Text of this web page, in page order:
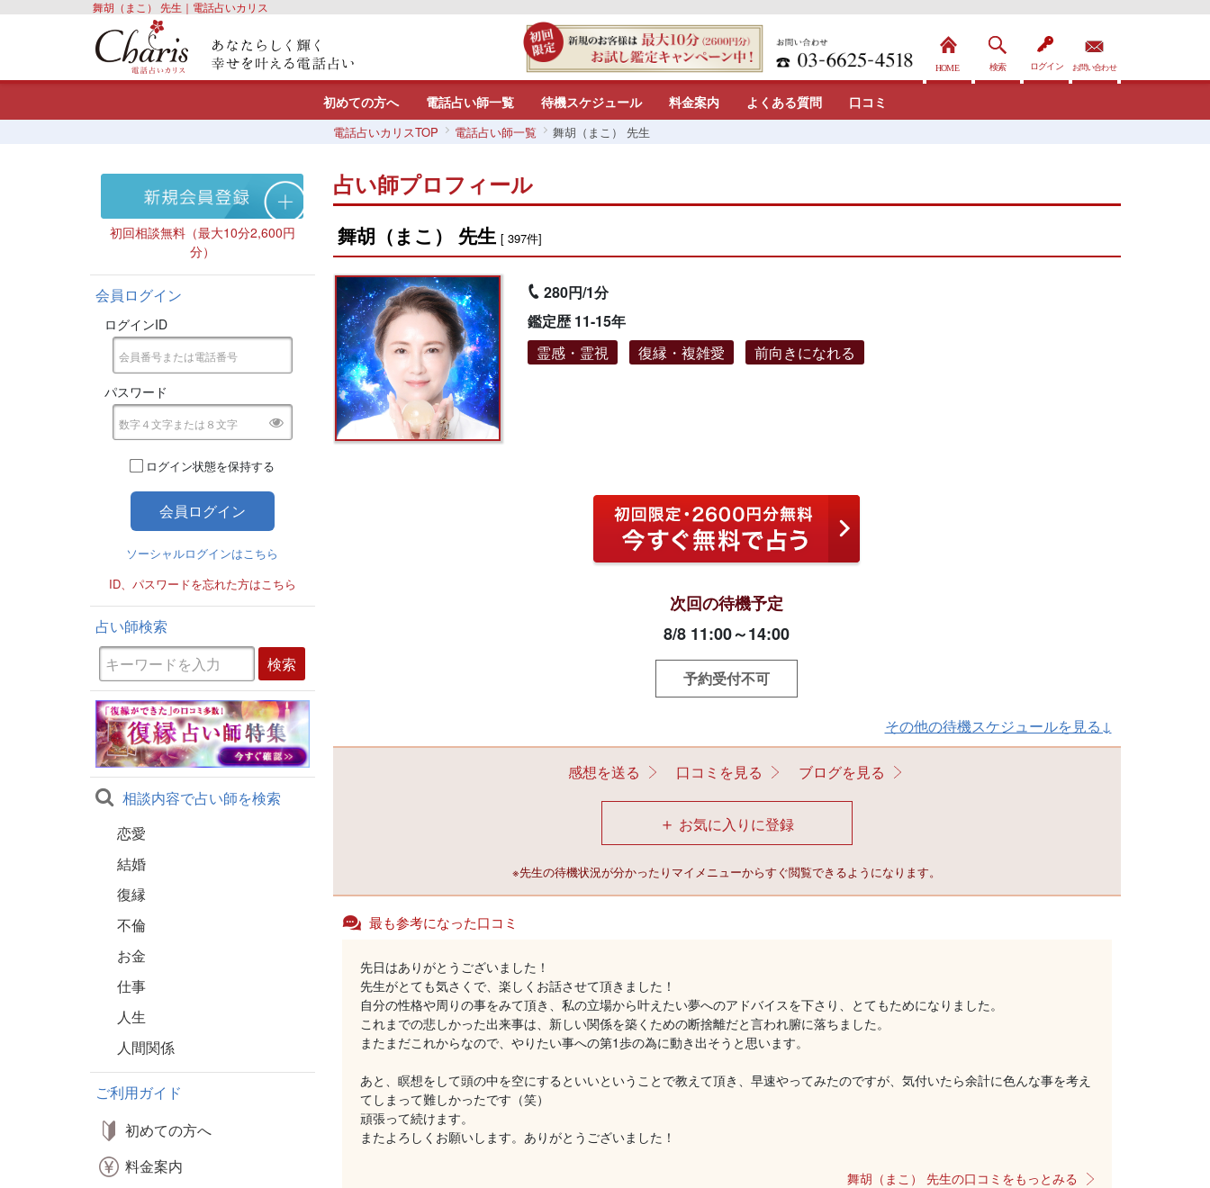
舞胡（まこ） 先生｜電話占いカリス
初めての方へ 電話占い師一覧 待機スケジュール 料金案内 よくある質問 口コミ
電話占いカリスTOP 電話占い師一覧 舞胡（まこ） 先生
初回相談無料（最大10分2,600円
分）
会員ログイン
ログインID
パスワード
ログイン状態を保持する
ソーシャルログインはこちら
ID、パスワードを忘れた方はこちら
占い師検索
相談内容で占い師を検索
恋愛
結婚
復縁
不倫
お金
仕事
人生
人間関係
ご利用ガイド
初めての方へ
料金案内
占い師プロフィール
舞胡（まこ） 先生 [ 397件]
280円/1分
鑑定歴 11-15年
霊感・霊視
復縁・複雑愛 前向きになれる
次回の待機予定
8/8 11:00～14:00
予約受付不可
その他の待機スケジュールを見る↓
感想を送る 口コミを見る ブログを見る
＋ お気に入りに登録
※先生の待機状況が分かったりマイメニューからすぐ閲覧できるようになります。
最も参考になった口コミ
先日はありがとうございました！
先生がとても気さくで、楽しくお話させて頂きました！
自分の性格や周りの事をみて頂き、私の立場から叶えたい夢へのアドバイスを下さり、とてもためになりました。
これまでの悲しかった出来事は、新しい関係を築くための断捨離だと言われ腑に落ちました。
またまだこれからなので、やりたい事への第1歩の為に動き出そうと思います。
あと、瞑想をして頭の中を空にするといいということで教えて頂き、早速やってみたのですが、気付いたら余計に色んな事を考え
てしまって難しかったです（笑）
頑張って続けます。
またよろしくお願いします。ありがとうございました！
舞胡（まこ） 先生の口コミをもっとみる